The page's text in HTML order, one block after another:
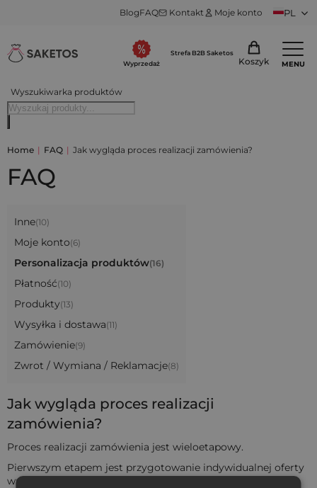
BlogFAQ Kontakt Moje konto PL
Wyszukiwarka produktów
Wyprzedaż
Strefa B2B Saketos
Koszyk MENU
Home | FAQ | Jak wygląda proces realizacji zamówienia?
FAQ
Inne(10)
Moje konto(6)
Personalizacja produktów(16)
Płatność(10)
Produkty(13)
Wysyłka i dostawa(11)
Zamówienie(9)
Zwrot / Wymiana / Reklamacje(8)
Jak wygląda proces realizacji
zamówienia?
Proces realizacji zamówienia jest wieloetapowy.
Pierwszym etapem jest przygotowanie indywidualnej oferty
wraz z bezpłatną wizualizacją.